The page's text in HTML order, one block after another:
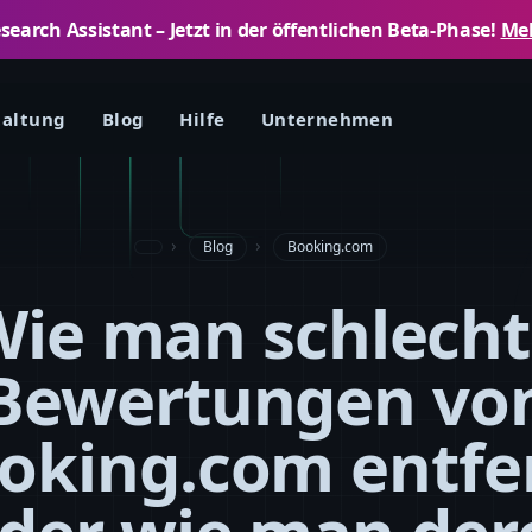
Assistant – ​​Jetzt in der öffentlichen Beta-Phase!
Blog Hilfe Unternehmen
Blog Booking.com
man